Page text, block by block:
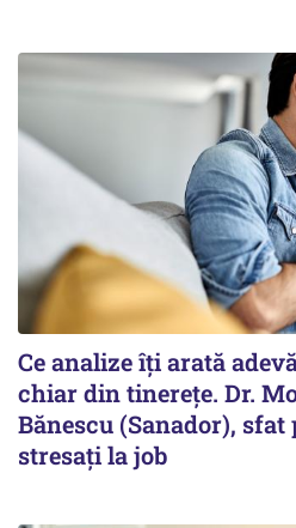
Ce analize îți arată
chiar din tinerețe. Dr.
Bănescu (Sanador),
stresați la job